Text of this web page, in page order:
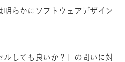
明らかにソフトウェアデザイン
ルしても良いか？」の問いに対